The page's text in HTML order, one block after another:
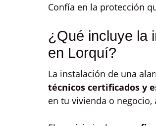
Confía en la protección
¿Qué incluye la
en Lorquí?
La instalación de una
técnicos certificados y
en tu vivienda o